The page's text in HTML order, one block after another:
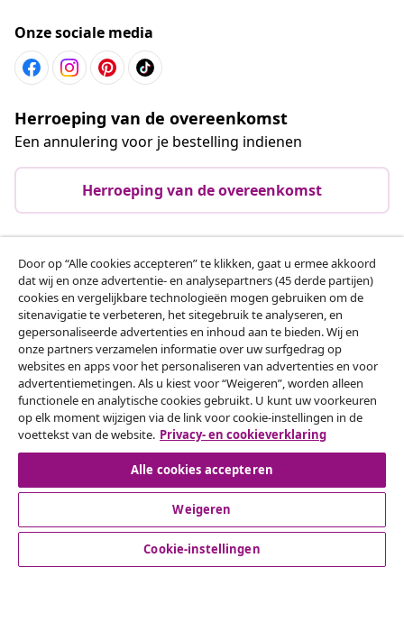
Onze sociale media
Herroeping van de overeenkomst
Een annulering voor je bestelling indienen
Herroeping van de overeenkomst
Klantenservice
Zakelijk
vidaXL
Ontdek meer
© 2008-2026 vidaXL www.vidaxl.nl is een website van vidaXL
Door op “Alle cookies accepteren” te klikken, gaat u ermee akkoord
dat wij en onze advertentie- en analysepartners (45 derde partijen)
cookies en vergelijkbare technologieën mogen gebruiken om de
sitenavigatie te verbeteren, het sitegebruik te analyseren, en
gepersonaliseerde advertenties en inhoud aan te bieden. Wij en
onze partners verzamelen informatie over uw surfgedrag op
websites en apps voor het personaliseren van advertenties en voor
advertentiemetingen. Als u kiest voor “Weigeren”, worden alleen
functionele en analytische cookies gebruikt. U kunt uw voorkeuren
op elk moment wijzigen via de link voor cookie-instellingen in de
voettekst van de website. Privacy- en cookieverklaring
Alle cookies accepteren
Weigeren
Cookie-instellingen